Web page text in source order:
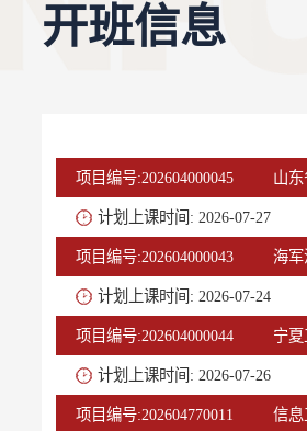
开班信息
项目编号:202604000045 山
计划上课时间: 2026-07-27
项目编号:202604000043 海
计划上课时间: 2026-07-24
项目编号:202604000044 宁
计划上课时间: 2026-07-26
项目编号:202604770011 信息